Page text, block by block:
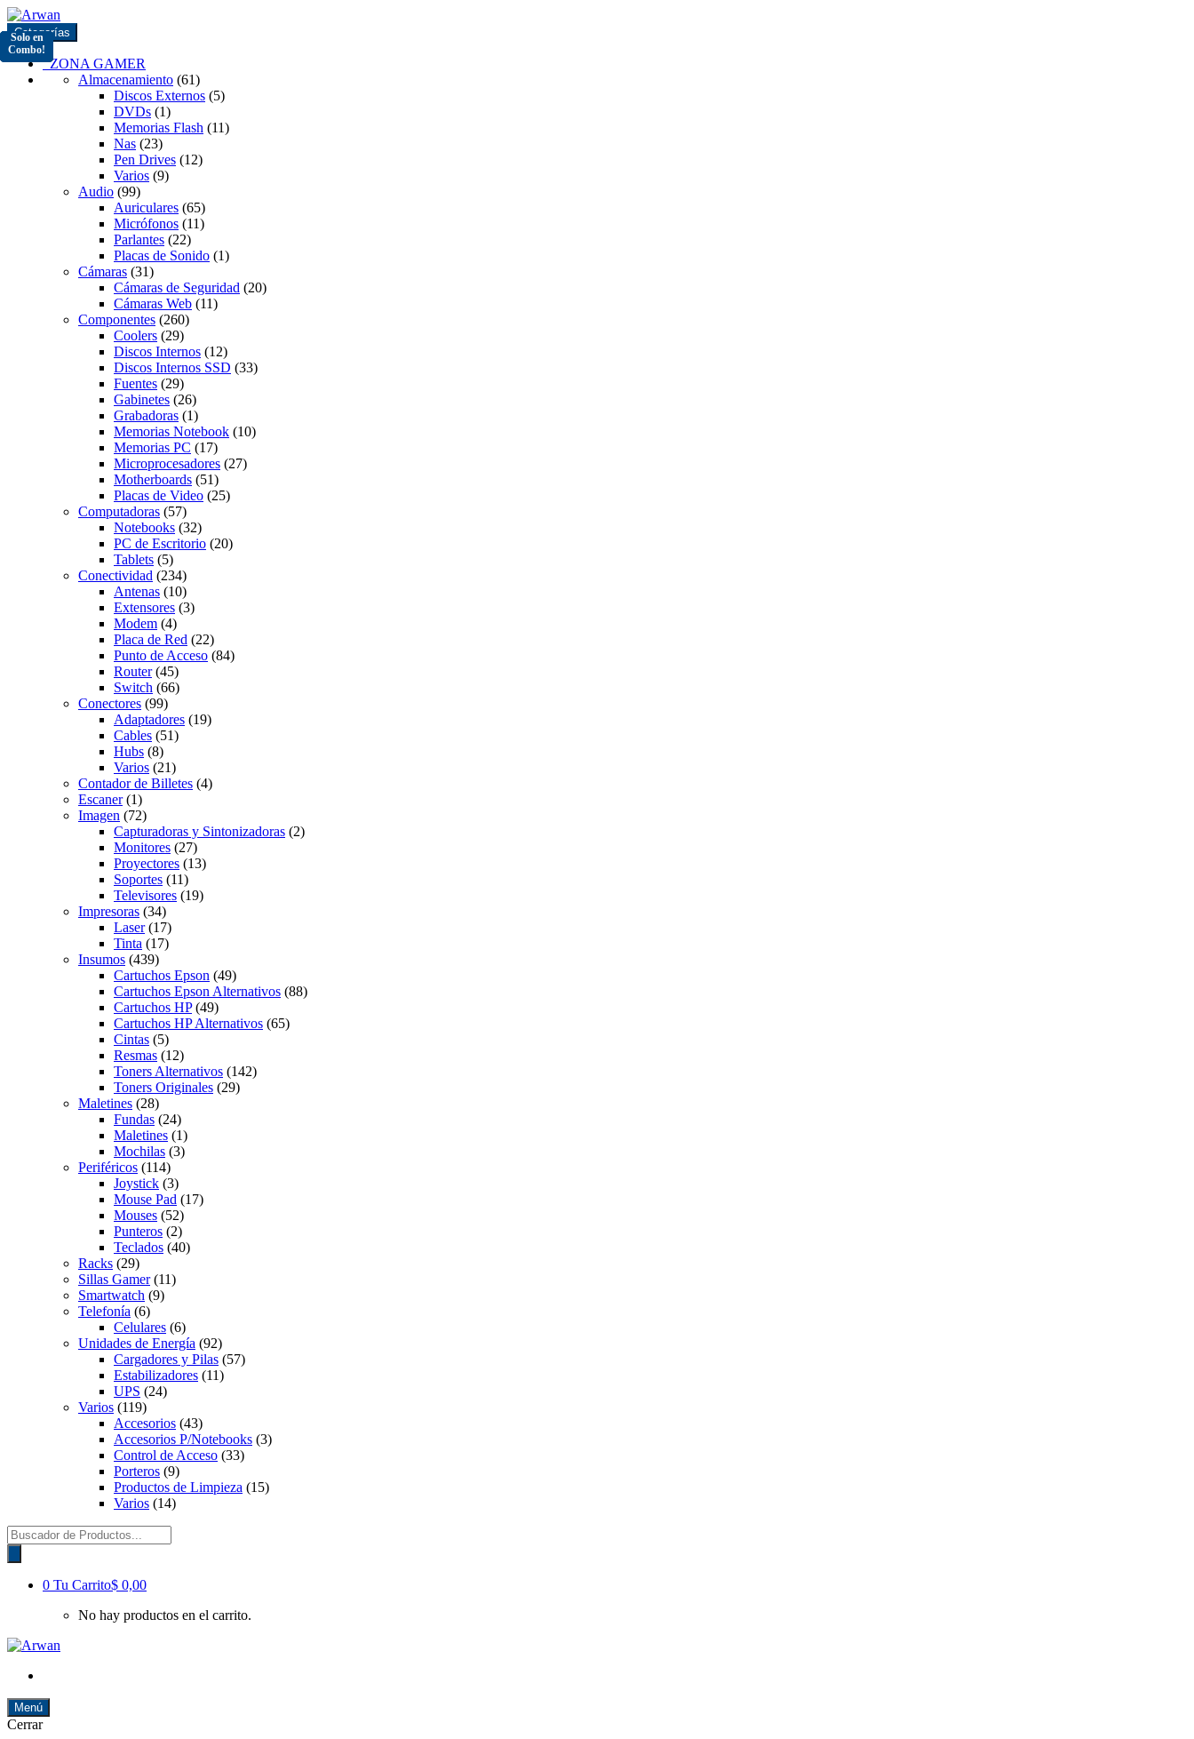
Saltar
a
la
navegación
Saltar
al
contenido
Categorías
ZONA GAMER
Almacenamiento (61)
Discos Externos (5)
DVDs (1)
Memorias Flash (11)
Nas (23)
Pen Drives (12)
Varios (9)
Audio (99)
Auriculares (65)
Micrófonos (11)
Parlantes (22)
Placas de Sonido (1)
Cámaras (31)
Cámaras de Seguridad (20)
Cámaras Web (11)
Componentes (260)
Coolers (29)
Discos Internos (12)
Discos Internos SSD (33)
Fuentes (29)
Gabinetes (26)
Grabadoras (1)
Memorias Notebook (10)
Memorias PC (17)
Microprocesadores (27)
Motherboards (51)
Placas de Video (25)
Computadoras (57)
Notebooks (32)
PC de Escritorio (20)
Tablets (5)
Conectividad (234)
Antenas (10)
Extensores (3)
Modem (4)
Placa de Red (22)
Punto de Acceso (84)
Router (45)
Switch (66)
Conectores (99)
Adaptadores (19)
Cables (51)
Hubs (8)
Varios (21)
Contador de Billetes (4)
Escaner (1)
Imagen (72)
Capturadoras y Sintonizadoras (2)
Monitores (27)
Proyectores (13)
Soportes (11)
Televisores (19)
Impresoras (34)
Laser (17)
Tinta (17)
Insumos (439)
Cartuchos Epson (49)
Cartuchos Epson Alternativos (88)
Cartuchos HP (49)
Cartuchos HP Alternativos (65)
Cintas (5)
Resmas (12)
Toners Alternativos (142)
Toners Originales (29)
Maletines (28)
Fundas (24)
Maletines (1)
Mochilas (3)
Periféricos (114)
Joystick (3)
Mouse Pad (17)
Mouses (52)
Punteros (2)
Teclados (40)
Racks (29)
Sillas Gamer (11)
Smartwatch (9)
Telefonía (6)
Celulares (6)
Unidades de Energía (92)
Cargadores y Pilas (57)
Estabilizadores (11)
UPS (24)
Varios (119)
Accesorios (43)
Accesorios P/Notebooks (3)
Control de Acceso (33)
Porteros (9)
Productos de Limpieza (15)
Varios (14)
Búsqueda
de
productos
0 Tu Carrito$ 0,00
No hay productos en el carrito.
Menú
Cerrar
Solo en
Combo!
Solo en
Combo!
Solo en
Combo!
Solo en
Combo!
Solo en
Combo!
Solo en
Combo!
Solo en
Combo!